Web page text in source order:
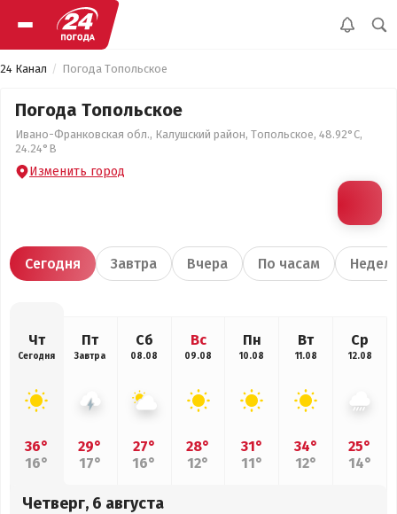
24 Канал Погода Топольское
Погода Топольское
Ивано-Франковская обл., Калушский район, Топольское, 48.92°С,
24.24°В
Изменить город
Сегодня Завтра Вчера По часам
Чт
Сегодня
36°
16°
Пт
Завтра
29°
17°
Сб
08.08
27°
16°
Вс
09.08
28°
12°
Пн
10.08
31°
11°
Вт
11.08
34°
12°
Ср
12.08
25°
14°
Четверг, 6 августа